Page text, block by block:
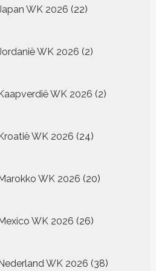
WK 2026 22
producten
WK 2026 2
producten
Kaapverdië WK 2026 2
producten
Kroatië WK 2026 24
producten
Marokko WK 2026 20
producten
Mexico WK 2026 26
producten
Nederland WK 2026 38